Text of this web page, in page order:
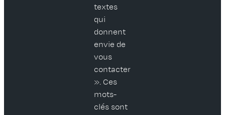
textes
qui
donnent
envie de
vous
contacter
». Ces
mots-
clés sont